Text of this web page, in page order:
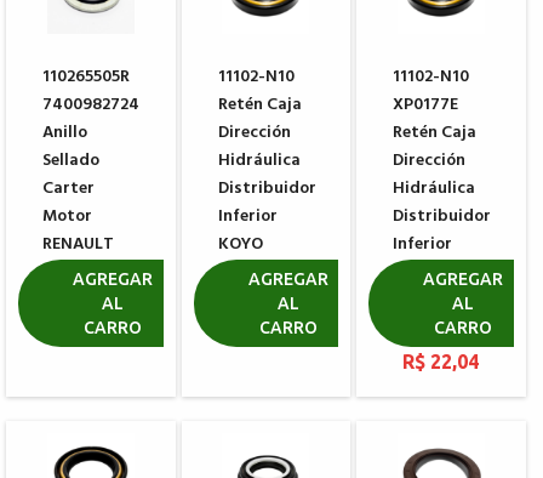
110265505R
7400982724
Anillo
Sellado
Carter
Motor
RENAULT
M16
R$ 8,33
AGREGAR
AL
CARRO
11102-N10
Retén Caja
Dirección
Hidráulica
Distribuidor
Inferior
KOYO
RENAULT
MEGANE
R$ 22,04
AGREGAR
AL
CARRO
11102-N10
XP0177E
Retén Caja
Dirección
Hidráulica
Distribuidor
Inferior
KOYO
RENAULT
R$ 22,04
AGREGAR
AL
CARRO